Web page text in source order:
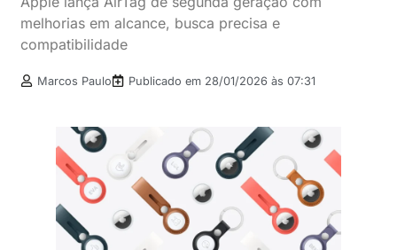
melhorias em alcance, busca precisa e
compatibilidade
Marcos Paulo Publicado em 28/01/2026 às 07:31